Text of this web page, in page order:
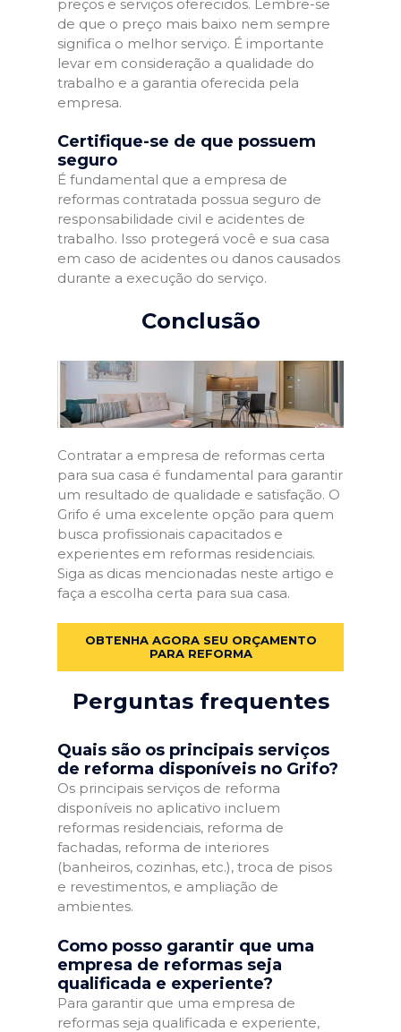
preços e serviços oferecidos. Lembre-se
de que o preço mais baixo nem sempre
significa o melhor serviço. É importante
levar em consideração a qualidade do
trabalho e a garantia oferecida pela
empresa.
Certifique-se de que possuem
seguro
É fundamental que a empresa de
reformas contratada possua seguro de
responsabilidade civil e acidentes de
trabalho. Isso protegerá você e sua casa
em caso de acidentes ou danos causados
durante a execução do serviço.
Conclusão
Contratar a empresa de reformas certa
para sua casa é fundamental para garantir
um resultado de qualidade e satisfação. O
Grifo é uma excelente opção para quem
busca profissionais capacitados e
experientes em reformas residenciais.
Siga as dicas mencionadas neste artigo e
faça a escolha certa para sua casa.
OBTENHA AGORA SEU ORÇAMENTO
PARA REFORMA
Perguntas frequentes
Quais são os principais serviços
de reforma disponíveis no Grifo?
Os principais serviços de reforma
disponíveis no aplicativo incluem
reformas residenciais, reforma de
fachadas, reforma de interiores
(banheiros, cozinhas, etc.), troca de pisos
e revestimentos, e ampliação de
ambientes.
Como posso garantir que uma
empresa de reformas seja
qualificada e experiente?
Para garantir que uma empresa de
reformas seja qualificada e experiente,